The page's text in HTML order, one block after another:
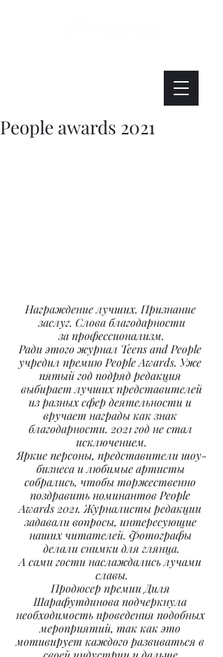
People awards 2021
Награждение лучших. Признание
заслуг. Слова благодарности
за профессионализм.
Ради этого журнал Teens and People
учредил премию People Awards. Уже
пятый год подряд редакция
выбирает лучших представителей
из разных сфер деятельности и
вручает награды как знак
благодарности. 2021 год не стал
исключением.
Яркие персоны, представители шоу-
бизнеса и любимые артисты
собрались, чтобы торжественно
поздравить номинантов People
Awards 2021. Журналисты редакции
задавали вопросы, интересующие
наших читателей. Фотографы
делали снимки для глянца.
А сами гости наслаждались лучами
славы.
Продюсер премии Диля
Шарафутдинова подчеркнула
необходимость проведения подобных
мероприятий, так как это
мотивирует каждого развиваться в